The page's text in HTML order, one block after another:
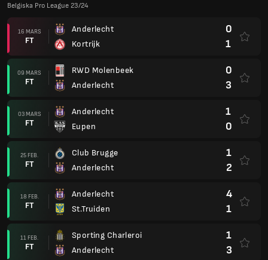
Belgiska Pro League 23/24
16 MARS
FT
Anderlecht
Kortrijk
0
1
09 MARS
FT
RWD Molenbeek
Anderlecht
0
3
03 MARS
FT
Anderlecht
Eupen
1
0
25 FEB.
FT
Club Brugge
Anderlecht
1
2
18 FEB.
FT
Anderlecht
St.Truiden
4
1
11 FEB.
FT
Sporting Charleroi
Anderlecht
1
3